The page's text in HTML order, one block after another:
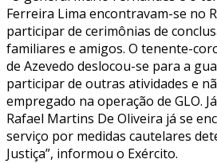
Ferreira Lima encontravam-se no
participar de cerimônias de
familiares e amigos. O tenente-
de Azevedo deslocou-se para a
participar de outras atividades e
empregado na operação de GLO.
Rafael Martins De Oliveira já se
serviço por medidas cautelares
Justiça”, informou o Exército.